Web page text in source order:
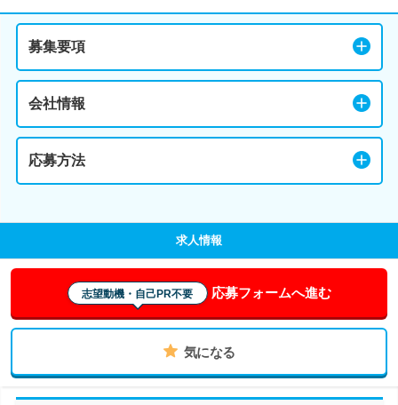
募集要項
会社情報
応募方法
求人情報
志望動機・自己PR不要 応募フォームへ進む
気になる